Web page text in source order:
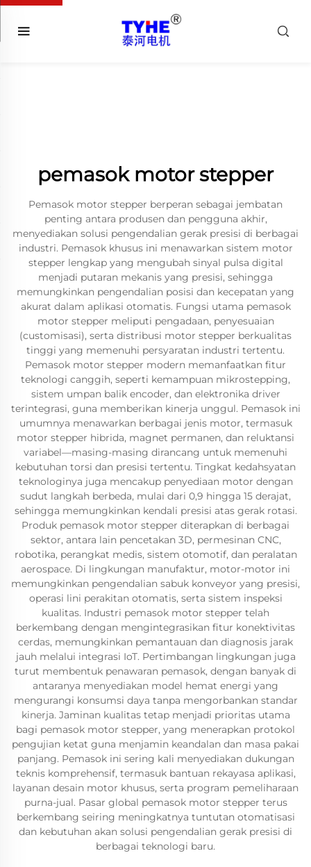
pemasok motor stepper
Pemasok motor stepper berperan sebagai jembatan
penting antara produsen dan pengguna akhir,
menyediakan solusi pengendalian gerak presisi di berbagai
industri. Pemasok khusus ini menawarkan sistem motor
stepper lengkap yang mengubah sinyal pulsa digital
menjadi putaran mekanis yang presisi, sehingga
memungkinkan pengendalian posisi dan kecepatan yang
akurat dalam aplikasi otomatis. Fungsi utama pemasok
motor stepper meliputi pengadaan, penyesuaian
(customisasi), serta distribusi motor stepper berkualitas
tinggi yang memenuhi persyaratan industri tertentu.
Pemasok motor stepper modern memanfaatkan fitur
teknologi canggih, seperti kemampuan mikrostepping,
sistem umpan balik encoder, dan elektronika driver
terintegrasi, guna memberikan kinerja unggul. Pemasok ini
umumnya menawarkan berbagai jenis motor, termasuk
motor stepper hibrida, magnet permanen, dan reluktansi
variabel—masing-masing dirancang untuk memenuhi
kebutuhan torsi dan presisi tertentu. Tingkat kedahsyatan
teknologinya juga mencakup penyediaan motor dengan
sudut langkah berbeda, mulai dari 0,9 hingga 15 derajat,
sehingga memungkinkan kendali presisi atas gerak rotasi.
Produk pemasok motor stepper diterapkan di berbagai
sektor, antara lain pencetakan 3D, permesinan CNC,
robotika, perangkat medis, sistem otomotif, dan peralatan
aerospace. Di lingkungan manufaktur, motor-motor ini
memungkinkan pengendalian sabuk konveyor yang presisi,
operasi lini perakitan otomatis, serta sistem inspeksi
kualitas. Industri pemasok motor stepper telah
berkembang dengan mengintegrasikan fitur konektivitas
cerdas, memungkinkan pemantauan dan diagnosis jarak
jauh melalui integrasi IoT. Pertimbangan lingkungan juga
turut membentuk penawaran pemasok, dengan banyak di
antaranya menyediakan model hemat energi yang
mengurangi konsumsi daya tanpa mengorbankan standar
kinerja. Jaminan kualitas tetap menjadi prioritas utama
bagi pemasok motor stepper, yang menerapkan protokol
pengujian ketat guna menjamin keandalan dan masa pakai
panjang. Pemasok ini sering kali menyediakan dukungan
teknis komprehensif, termasuk bantuan rekayasa aplikasi,
layanan desain motor khusus, serta program pemeliharaan
purna-jual. Pasar global pemasok motor stepper terus
berkembang seiring meningkatnya tuntutan otomatisasi
dan kebutuhan akan solusi pengendalian gerak presisi di
berbagai teknologi baru.